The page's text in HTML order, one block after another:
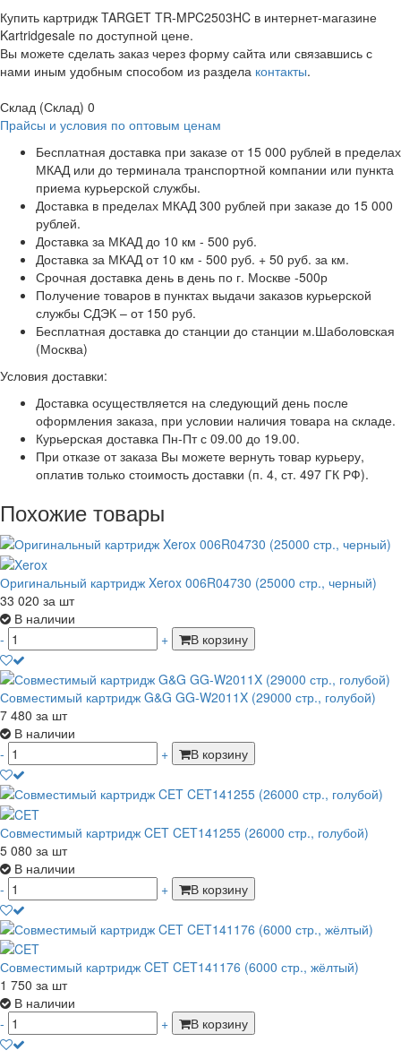
Купить картридж TARGET TR-MPC2503HC в интернет-магазине
Kartridgesale по доступной цене.
Вы можете сделать заказ через форму сайта или связавшись с
нами иным удобным способом из раздела контакты.
Склад (Склад) 0
Прайсы и условия по оптовым ценам
Бесплатная доставка при заказе от 15 000 рублей в пределах
МКАД или до терминала транспортной компании или пункта
приема курьерской службы.
Доставка в пределах МКАД 300 рублей при заказе до 15 000
рублей.
Доставка за МКАД до 10 км - 500 руб.
Доставка за МКАД от 10 км - 500 руб. + 50 руб. за км.
Срочная доставка день в день по г. Москве -500р
Получение товаров в пунктах выдачи заказов курьерской
службы СДЭК – от 150 руб.
Бесплатная доставка до станции до станции м.Шаболовская
(Москва)
Условия доставки:
Доставка осуществляется на следующий день после
оформления заказа, при условии наличия товара на складе.
Курьерская доставка Пн-Пт с 09.00 до 19.00.
При отказе от заказа Вы можете вернуть товар курьеру,
оплатив только стоимость доставки (п. 4, ст. 497 ГК РФ).
Похожие товары
Оригинальный картридж Xerox 006R04730 (25000 стр., черный)
33 020 за шт
В наличии
-
+ В корзину
Совместимый картридж G&G GG-W2011X (29000 стр., голубой)
7 480 за шт
В наличии
-
+ В корзину
Совместимый картридж CET CET141255 (26000 стр., голубой)
5 080 за шт
В наличии
-
+ В корзину
Совместимый картридж CET CET141176 (6000 стр., жёлтый)
1 750 за шт
В наличии
-
+ В корзину